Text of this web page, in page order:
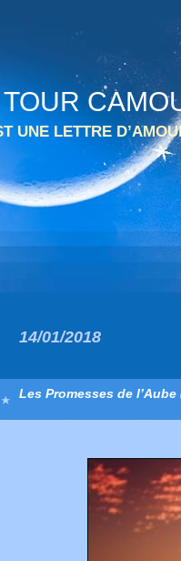
TOUR
UNE LETTRE
14/01/2018
Les Promesses de l’Aube